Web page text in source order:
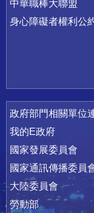
中華職棒大聯盟
身心障礙者權利公
政府部門相關單位
我的E政府
國家發展委員會
國家通訊傳播委員
大陸委員會
勞動部